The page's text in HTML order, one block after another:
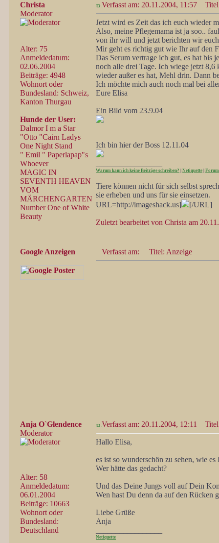
Christa
Moderator
Alter: 75
Anmeldedatum:
02.06.2004
Beiträge: 4948
Wohnort oder
Bundesland: Schweiz,
Kanton Thurgau
Hunde der User:
Dalmor I m a Star
"Otto "Cairn Ladys
One Night Stand
" Emil " Paperlapap"s
Whoever
MAGIC IN
SEVENTH HEAVEN
VOM
MÄRCHENGARTEN
Number One of White
Beauty
Verfasst am: 20.11.2004, 11:57
Jetzt wird es Zeit das ich euch wieder
Also, meine Pflegemama ist ja soo..
von ihr will und jetzt berichten wir
Mir geht es richtig gut wie Ihr auf den
Das Serum vertrage ich gut, es hat bis
noch alle drei Tage. Ich wiege jetzt 8,6
wieder außer es hat, Mehl drin. Dann
Ich möchte mich auch noch mal bei
Eure Elisa
Ein Bild vom 23.9.04
Ich bin hier der Boss 12.11.04
Warum kann ich keine Beiträge schreiben? Netiquette
Tiere können nicht für sich selbst
sie erheben und uns für sie einsetzen.
URL=http://imageshack.us]
[/URL]
Zuletzt bearbeitet von Christa am
Google Anzeigen Verfasst am: Titel: Anzeige
Anja O`Glendence
Moderator
Alter: 58
Anmeldedatum:
06.01.2004
Beiträge: 10663
Wohnort oder
Bundesland:
Deutschland
Verfasst am: 20.11.2004, 12:11
Hallo Elisa,
es ist so wunderschön zu sehen, wie es
Wer hätte das gedacht?
Und das Deine Jungs voll auf Dein
Wen hast Du denn da auf den Rücken
Liebe Grüße
Anja
Netiquette